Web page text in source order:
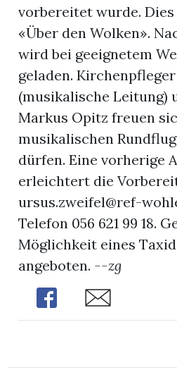
vorbereitet wurde.
«Über den Wolken».
wird bei geeignetem
geladen.
(musikalische Leitung)
Markus Opitz freuen
musikalischen
dürfen. Eine vorherige
erleichtert die
ursus.zweifel@ref-
Telefon 056 621 99 18.
Möglichkeit eines
angeboten. --zg
Share
Share